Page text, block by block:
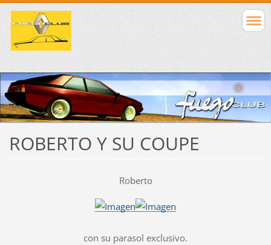
ROBERTO Y SU COUPE
Roberto
con su parasol exclusivo.